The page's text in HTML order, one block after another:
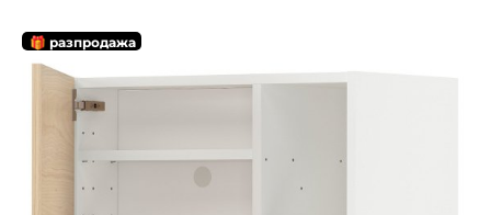
🎁 разпродажа